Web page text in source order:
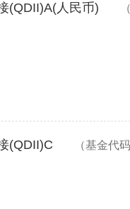
(QDII)A(人民币)
(QDII)C （基金代